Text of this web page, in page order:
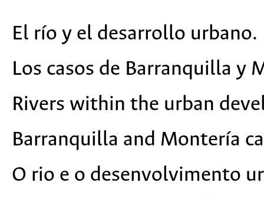
El río y el desarrollo urbano.
Los casos de Barranquilla y
Rivers within the urban
Barranquilla and Montería
O rio e o desenvolvimento